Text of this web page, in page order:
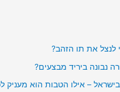
לנצל את תו הזהב?
נבונה ביריד מבצעים?
בישראל – אילו הטבות הוא מעניק